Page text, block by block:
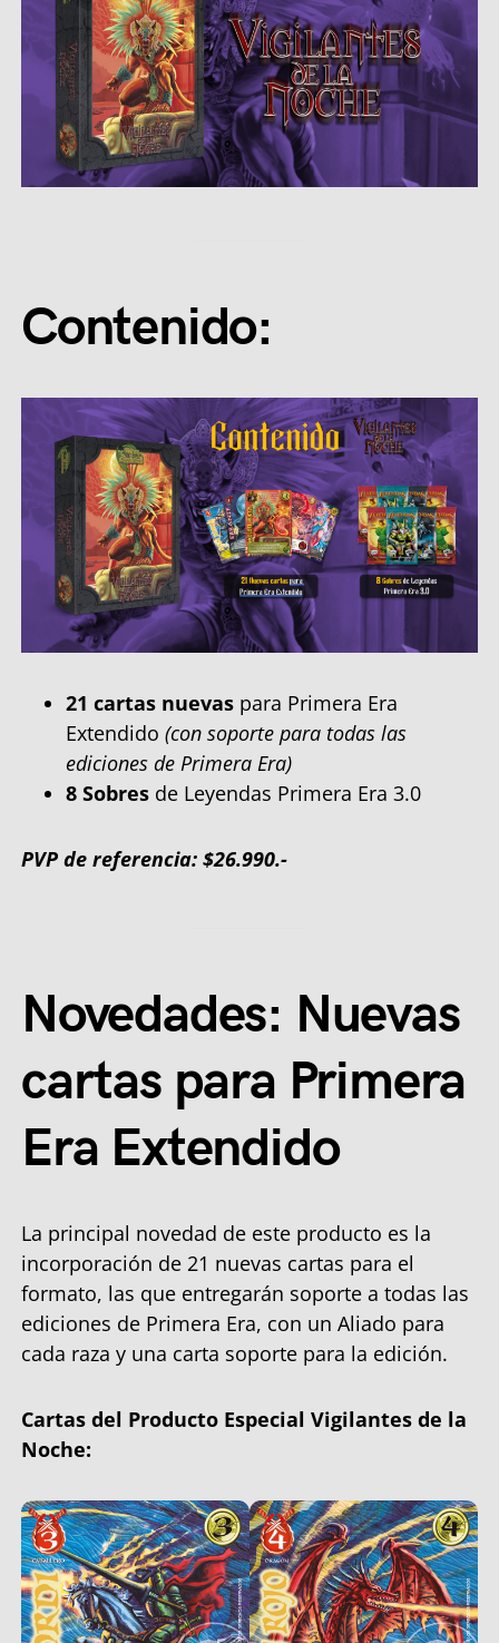
Contenido:
21 cartas nuevas para Primera Era
Extendido (con soporte para todas las
ediciones de Primera Era)
8 Sobres de Leyendas Primera Era 3.0
PVP de referencia: $26.990.-
Novedades: Nuevas
cartas para Primera
Era Extendido
La principal novedad de este producto es la
incorporación de 21 nuevas cartas para el
formato, las que entregarán soporte a todas las
ediciones de Primera Era, con un Aliado para
cada raza y una carta soporte para la edición.
Cartas del Producto Especial Vigilantes de la
Noche: